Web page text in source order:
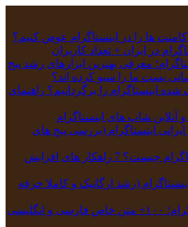
ها را در اینستاگرام عوض کنیم؟
در ایران + تعداد کاربران
معرفی بهترین ابزارهای رشد پیج
پست ما را سیو کرده اند؟
اینستاگرام را برگردانیم؟ راهنمای
و آنلاین شاپ های اینستاگرام
اینستاگرام (بررسی پیج های
ریچ و ایمپرشن اینستاگرام چیست؟ 7 راهکار های افزایش
(رشد ارگانیک و کاملا حرفه
انگلیسی